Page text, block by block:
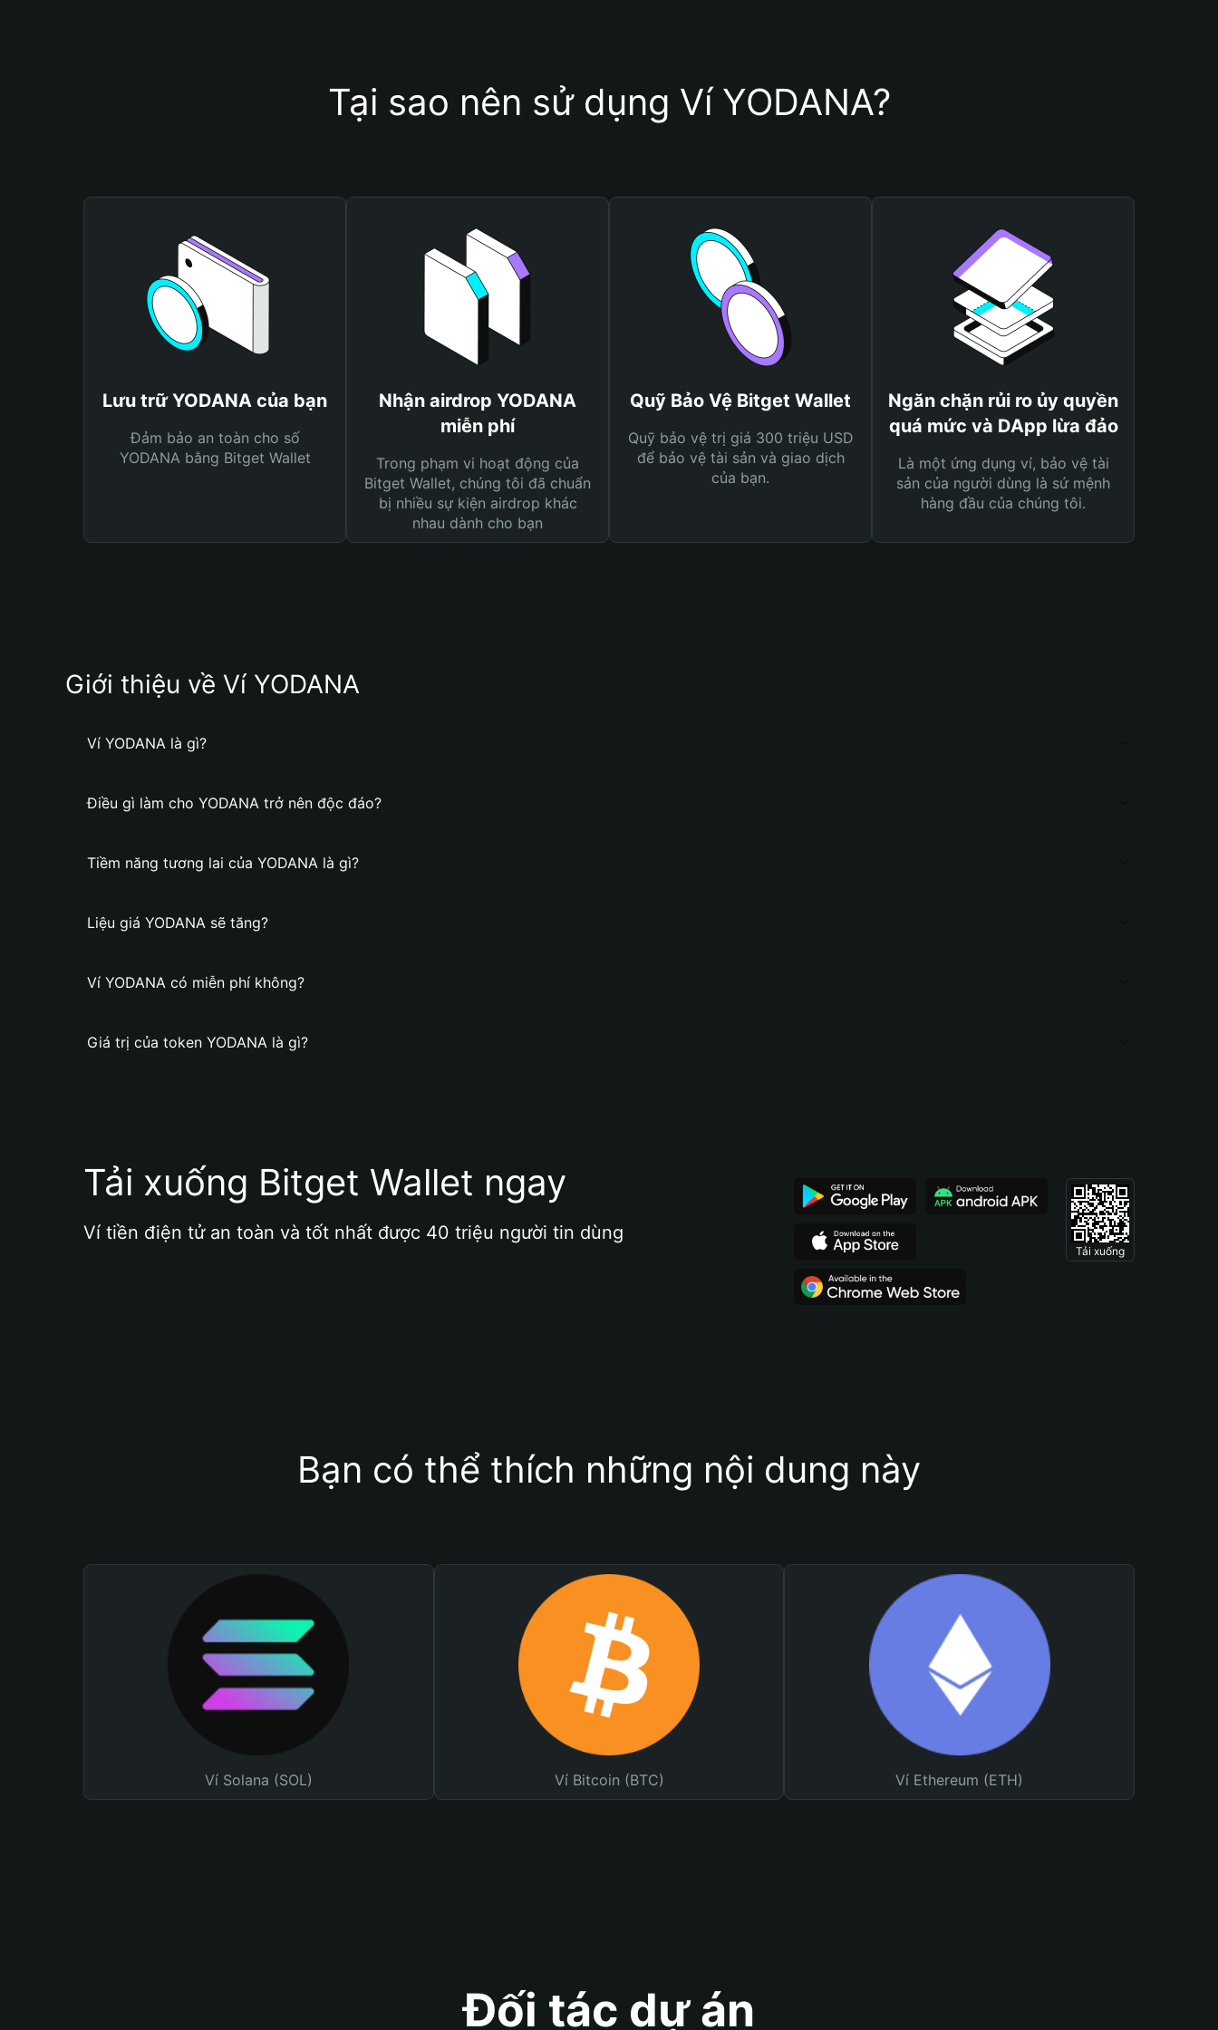
Tại sao nên sử dụng Ví YODANA?
Lưu trữ YODANA của bạn
Đảm bảo an toàn cho số
YODANA bằng Bitget Wallet
Nhận airdrop YODANA
miễn phí
Trong phạm vi hoạt động của
Bitget Wallet, chúng tôi đã chuẩn
bị nhiều sự kiện airdrop khác
nhau dành cho bạn
Quỹ Bảo Vệ Bitget Wallet
Quỹ bảo vệ trị giá 300 triệu USD
để bảo vệ tài sản và giao dịch
của bạn.
Ngăn chặn rủi ro ủy quyền
quá mức và DApp lừa đảo
Là một ứng dụng ví, bảo vệ tài
sản của người dùng là sứ mệnh
hàng đầu của chúng tôi.
Giới thiệu về Ví YODANA
Ví YODANA là gì?
Điều gì làm cho YODANA trở nên độc đáo?
Tiềm năng tương lai của YODANA là gì?
Liệu giá YODANA sẽ tăng?
Ví YODANA có miễn phí không?
Giá trị của token YODANA là gì?
Tải xuống Bitget Wallet ngay
Ví tiền điện tử an toàn và tốt nhất được 40 triệu người tin dùng
Tải xuống
Bạn có thể thích những nội dung này
Ví Solana (SOL) Ví Bitcoin (BTC) Ví Ethereum (ETH)
Đối tác dự án